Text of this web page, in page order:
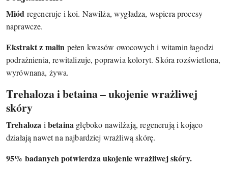
Miód regeneruje i koi. Nawilża, wygładza, wspiera procesy
naprawcze.
Ekstrakt z malin pełen kwasów owocowych i witamin łagodzi
podrażnienia, rewitalizuje, poprawia koloryt. Skóra rozświetlona,
wyrównana, żywa.
Trehaloza i betaina – ukojenie wrażliwej
skóry
Trehaloza i betaina głęboko nawilżają, regenerują i kojąco
działają nawet na najbardziej wrażliwą skórę.
95% badanych potwierdza ukojenie wrażliwej skóry.